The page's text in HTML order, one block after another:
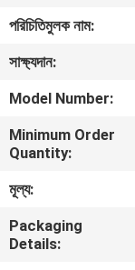
আমাদের
সম্পর্কে
কারখানা
ভ্রমণ
মান
নিয়ন্ত্রণ
পরিচিতিমুলক নাম:
সাক্ষ্যদান:
Model Number:
Minimum Order
Quantity:
মূল্য:
Packaging
Details: